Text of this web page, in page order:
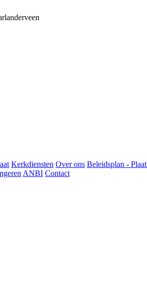
Kerkdiensten Over ons Beleidsplan -
ANBI Contact